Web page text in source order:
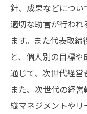
針、成果などについ
適切な助言が行わ
ます。また代表取
と、個人別の目標
通じて、次世代経営
また、次世代の経
織マネジメントや